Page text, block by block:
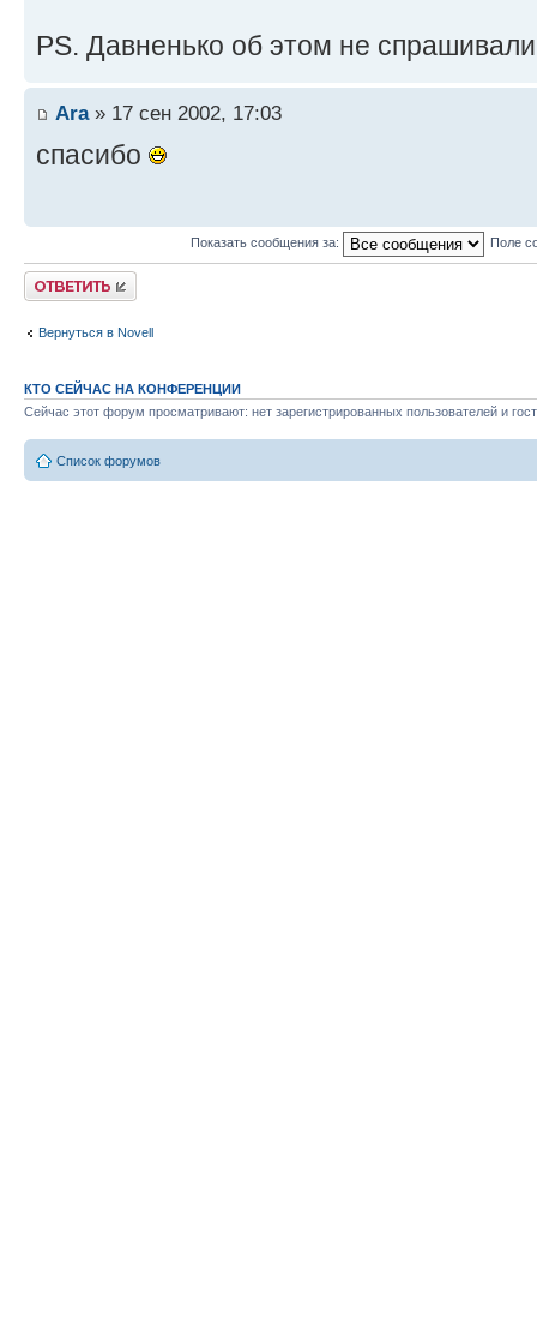
PS. Давненько об этом не
Ara» 17 сен 2002, 17:03
спасибо
Показать сообщения за: Поле
Ответить
Вернуться в Novell
КТО СЕЙЧАС НА КОНФЕРЕНЦИИ
Сейчас этот форум просматривают: нет зарегистрированных пользователей и
Список форумов